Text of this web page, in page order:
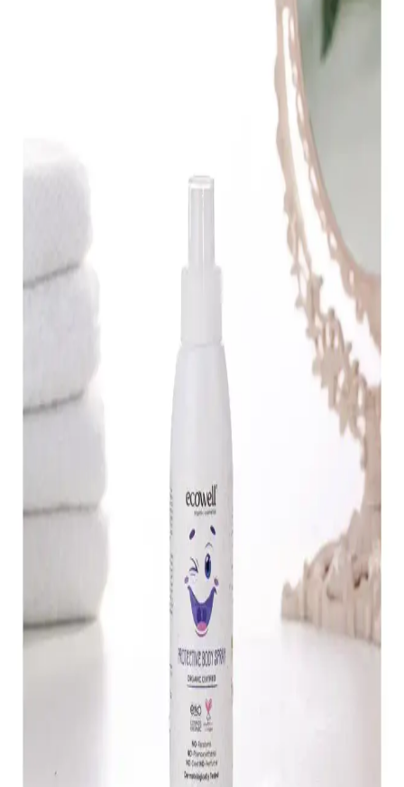
Bebekler İçin Sinek Kovucu Ürünler: Doğal ve
Kimyasal Seçeneklerle Güvenli Koruma
Bebeklerin hassas cildi için doğal ve kimyasal sinek kovucu
seçenekleri, kullanım önerileri ve güvenlik ipuçlarıyla etkili koruma
yöntemleri sunulmaktadır. Doğru ürün seçimi ve uygulama
Sinek Isırıkları İçin Krem Seçimi ve Doğru
Sinek ısırıkları için krem kullanımı, kaşıntı ve şişliği azaltarak cilt
tahrişini önler. Doğru krem seçimi ve uygulaması, enfeksiyon riskini
Sinek ve Böcek Isırıklarına Karşı Etkili Krem Seçimi
ve Kullanımı Rehberi
Sinek ve böcek ısırıklarında kaşıntı, kızarıklık ve alerjik
reaksiyonları azaltan hidrokortizonlu, antihistaminik ve doğal içerikli
kremlerle etkili bakım yöntemleri ve doğru kullanım önerileri
Yaz Aylarında Sinek ve Haşere Koruma Yöntemleri
Yaz aylarında sinek ve haşerelere karşı etkili koruma sağlayan sinek
kovucu ürünler ve doğal alternatifler hakkında bilgiler, kullanım
alanları ve güvenlik ipuçları içerir.
Küçük Sineklerle Mücadelede Kozmetik Ürünlerini
Koruma Yöntemleri ve Doğal Çözümler
Küçük sinekler, kozmetik ürünleri ve hijyen açısından risk
oluşturabilir. Bu yazımızda, sineklerle mücadele yöntemleri ve doğal
çözümler hakkında detaylı bilgiler bulabilirsiniz.
Sinek Koruyucu Spreyler: Modern Çözümlerle
Böceklerle Etkili Mücadele Yöntemleri
Sinek koruyucu spreyler, hijyen ve sağlık için etkili, kimyasal veya
doğal içerikli çözümler sunar. Doğru kullanım ve ürün seçimiyle
yaşam alanlarınızı böceklerden koruyabilirsiniz.
Bebekler İçin Güvenli ve Etkili Sinek Kovucu